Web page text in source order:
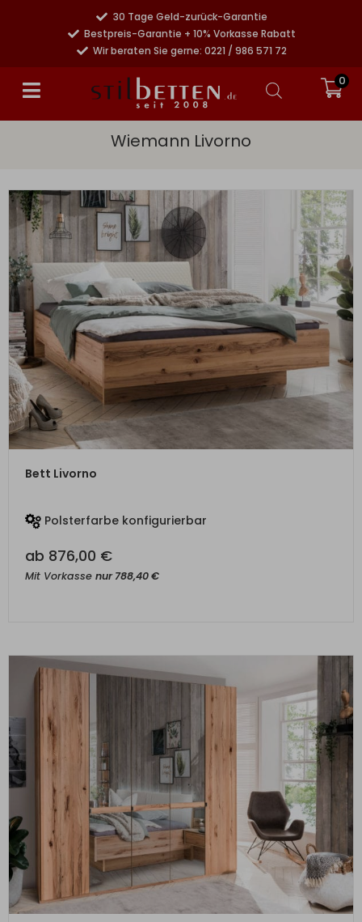
30 Tage Geld-zurück-Garantie
Bestpreis-Garantie + 10% Vorkasse Rabatt
Wir beraten Sie gerne: 0221 / 986 571 72
0
Wiemann Livorno
Bett Livorno
Polsterfarbe konfigurierbar
ab 876,00 €
Mit Vorkasse nur788,40€